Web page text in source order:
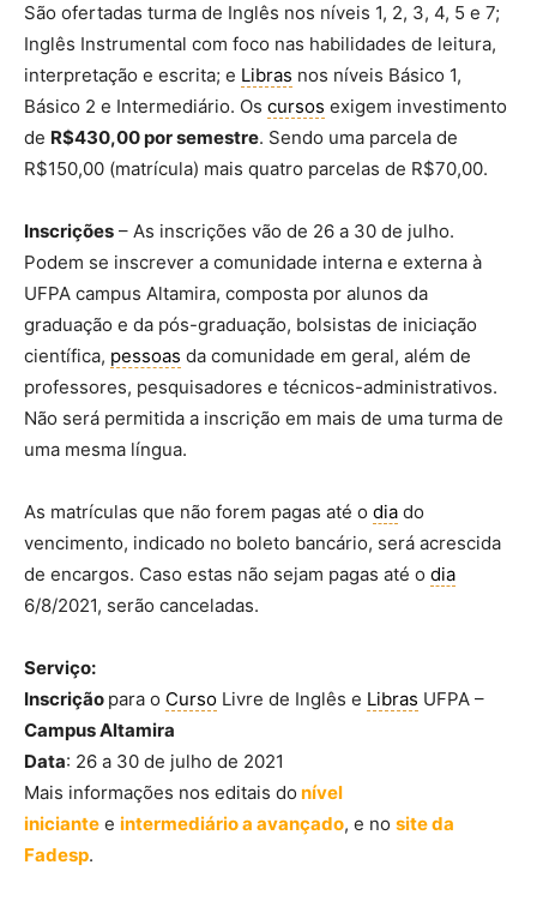
São ofertadas turma de Inglês nos níveis 1, 2, 3, 4, 5 e 7;
Inglês Instrumental com foco nas habilidades de leitura,
interpretação e escrita; e Libras nos níveis Básico 1,
Básico 2 e Intermediário. Os cursos exigem investimento
de R$430,00 por semestre. Sendo uma parcela de
R$150,00 (matrícula) mais quatro parcelas de R$70,00.
Inscrições – As inscrições vão de 26 a 30 de julho.
Podem se inscrever a comunidade interna e externa à
UFPA campus Altamira, composta por alunos da
graduação e da pós-graduação, bolsistas de iniciação
científica, pessoas da comunidade em geral, além de
professores, pesquisadores e técnicos-administrativos.
Não será permitida a inscrição em mais de uma turma de
uma mesma língua.
As matrículas que não forem pagas até o dia do
vencimento, indicado no boleto bancário, será acrescida
de encargos. Caso estas não sejam pagas até o dia
6/8/2021, serão canceladas.
Serviço:
Inscrição para o Curso Livre de Inglês e Libras UFPA –
Campus Altamira
Data: 26 a 30 de julho de 2021
Mais informações nos editais do nível
iniciante e intermediário a avançado, e no site da
Fadesp.